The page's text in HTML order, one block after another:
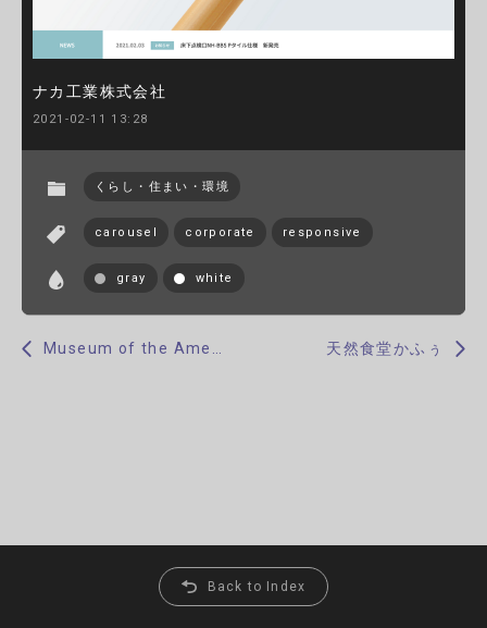
ナカ工業株式会社
2021-02-11 13:28
くらし・住まい・環境
carousel corporate responsive
gray white
Museum of the American Revolution 天然食堂かふぅ
Back to Index